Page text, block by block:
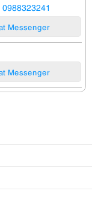
0988323241
Messenger
Messenger